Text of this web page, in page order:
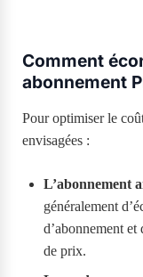
Comment
abonnement
Pour optimiser le
envisagées :
L’abonnement
généralement
d’abonnement
de prix.